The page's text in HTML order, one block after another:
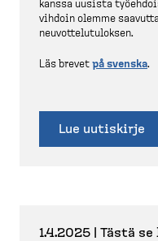
kanssa uusista
vihdoin olemme
neuvot­te­lu­tu­loksen.
Läs brevet på svenska.
Lue uutiskirje
1.4.2025 | Tästä